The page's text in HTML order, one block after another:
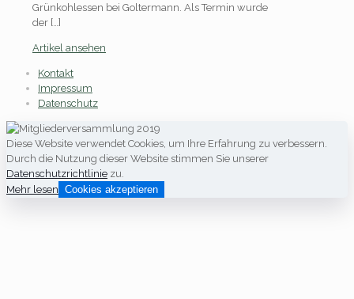
Grünkohlessen bei Goltermann. Als Termin wurde
der […]
Artikel ansehen
Kontakt
Impressum
Datenschutz
Diese Website verwendet Cookies, um Ihre Erfahrung zu verbessern.
Durch die Nutzung dieser Website stimmen Sie unserer
Datenschutzrichtlinie zu.
Mehr lesen Cookies akzeptieren